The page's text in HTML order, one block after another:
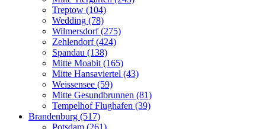
Treptow (104)
Wedding (78)
Wilmersdorf (275)
Zehlendorf (424)
Spandau (138)
Mitte Moabit (165)
Mitte Hansaviertel (43)
Weissensee (59)
Mitte Gesundbrunnen (81)
Tempelhof Flughafen (39)
Brandenburg (517)
Potsdam (261)